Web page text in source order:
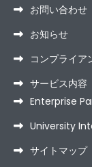
お問い合わせ
お知らせ
コンプライア
サービス内容
Enterprise
University
サイトマップ